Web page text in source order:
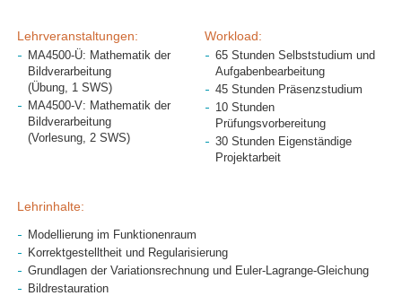
Lehrveranstaltungen:
MA4500-Ü: Mathematik der
Bildverarbeitung
(Übung, 1 SWS)
MA4500-V: Mathematik der
Bildverarbeitung
(Vorlesung, 2 SWS)
Workload:
65 Stunden Selbststudium und
Aufgabenbearbeitung
45 Stunden Präsenzstudium
10 Stunden
Prüfungsvorbereitung
30 Stunden Eigenständige
Projektarbeit
Lehrinhalte:
Modellierung im Funktionenraum
Korrektgestelltheit und Regularisierung
Grundlagen der Variationsrechnung und Euler-Lagrange-Gleichung
Bildrestauration